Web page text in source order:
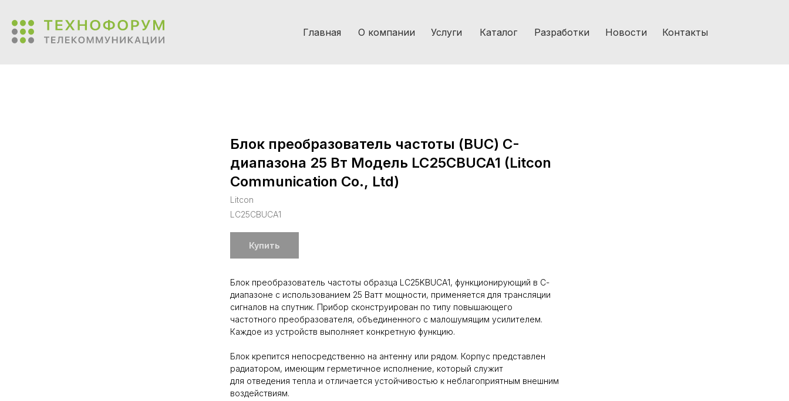
Главная О компании Услуги Каталог Разработки Новости Контакты
Блок преобразователь частоты (BUC) C-
диапазона 25 Вт Модель LC25CBUCA1 (Litcon
Communication Co., Ltd)
Litcon
LC25CBUCA1
Купить
Блок преобразователь частоты образца LC25KBUCA1, функционирующий в С-
диапазоне с использованием 25 Ватт мощности, применяется для трансляции
сигналов на спутник. Прибор сконструирован по типу повышающего
частотного преобразователя, объединенного с малошумящим усилителем.
Каждое из устройств выполняет конкретную функцию.
Блок крепится непосредственно на антенну или рядом. Корпус представлен
радиатором, имеющим герметичное исполнение, который служит
для отведения тепла и отличается устойчивостью к неблагоприятным внешним
воздействиям.